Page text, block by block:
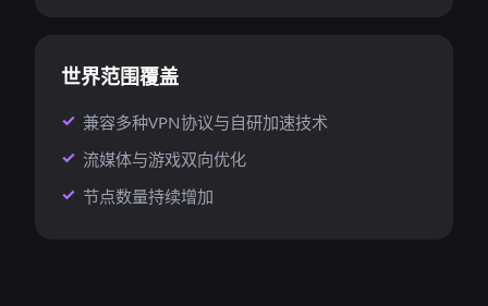
世界范围覆盖
兼容多种VPN协议与自研加速技术
流媒体与游戏双向优化
节点数量持续增加